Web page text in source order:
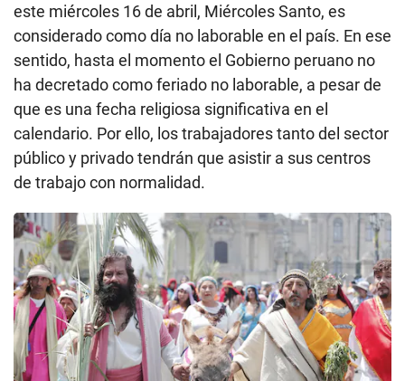
este miércoles 16 de abril, Miércoles Santo, es
considerado como día no laborable en el país. En ese
sentido, hasta el momento el Gobierno peruano no
ha decretado como feriado no laborable, a pesar de
que es una fecha religiosa significativa en el
calendario. Por ello, los trabajadores tanto del sector
público y privado tendrán que asistir a sus centros
de trabajo con normalidad.